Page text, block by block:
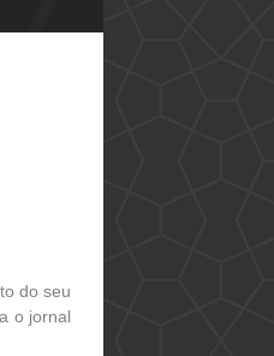
do seu
o jornal